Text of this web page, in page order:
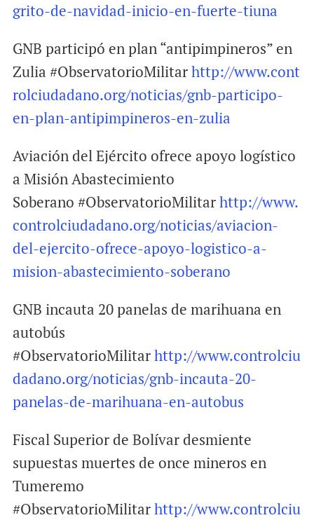
grito-de-navidad-inicio-en-fuerte-tiuna
GNB participó en plan “antipimpineros” en
Zulia #ObservatorioMilitarhttp://www.cont
rolciudadano.org/noticias/gnb-participo-
en-plan-antipimpineros-en-zulia
Aviación del Ejército ofrece apoyo logístico
a Misión Abastecimiento
Soberano #ObservatorioMilitarhttp://www.
controlciudadano.org/noticias/aviacion-
del-ejercito-ofrece-apoyo-logistico-a-
mision-abastecimiento-soberano
GNB incauta 20 panelas de marihuana en
autobús
#ObservatorioMilitarhttp://www.controlciu
dadano.org/noticias/gnb-incauta-20-
panelas-de-marihuana-en-autobus
Fiscal Superior de Bolívar desmiente
supuestas muertes de once mineros en
Tumeremo
#ObservatorioMilitarhttp://www.controlciu